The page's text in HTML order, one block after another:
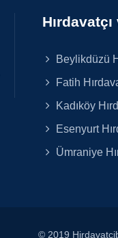
Beylikdüzü
Fatih
Kadıköy
Esenyurt
Ümraniye
© 2019